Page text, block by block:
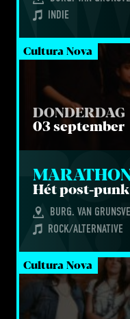
INDIE
Cultura Nova
DONDERDAG
03 september
Hét post-
BURG. VAN
ROCK/ALTERNATIVE
Cultura Nova